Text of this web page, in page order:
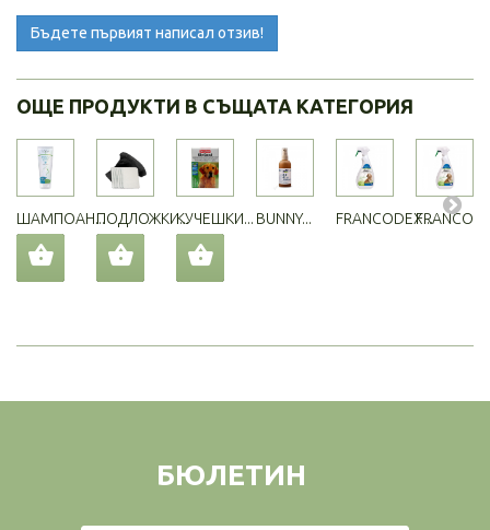
Бъдете първият написал отзив!
ОЩЕ ПРОДУКТИ В СЪЩАТА КАТЕГОРИЯ
ШАМПОАН...ПОДЛОЖКИ...КУЧЕШКИ... BUNNY... FRANCODEX...
БЮЛЕТИН